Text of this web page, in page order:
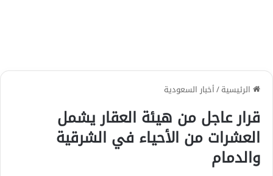
الرئيسية/أخبار السعودية
قرار عاجل من هيئة العقار يشمل
العشرات من الأحياء في الشرقية
والدمام